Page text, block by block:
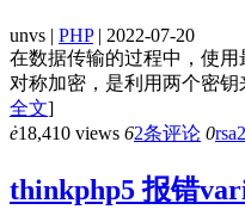
unvs | PHP| 2022-07-20
在数据传输的过程中，使用
对称加密，是利用两个密
全文]
ė18,410 views 62条评论 0rsa2
thinkphp5 报错